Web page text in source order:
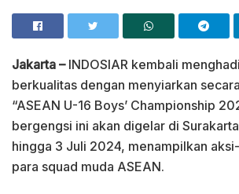
Jakarta –INDOSIAR kembali
berkualitas dengan menyiarkan
“ASEAN U-16 Boys’ Championship
bergengsi ini akan digelar di
hingga 3 Juli 2024, menampilkan
para squad muda ASEAN.